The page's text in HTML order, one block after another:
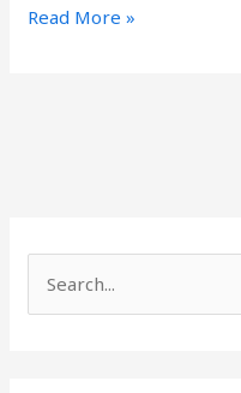
Read More »